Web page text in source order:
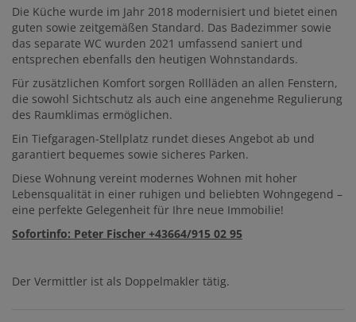
Die Küche wurde im Jahr 2018 modernisiert und bietet einen
guten sowie zeitgemäßen Standard. Das Badezimmer sowie
das separate WC wurden 2021 umfassend saniert und
entsprechen ebenfalls den heutigen Wohnstandards.
Für zusätzlichen Komfort sorgen Rollläden an allen Fenstern,
die sowohl Sichtschutz als auch eine angenehme Regulierung
des Raumklimas ermöglichen.
Ein Tiefgaragen-Stellplatz rundet dieses Angebot ab und
garantiert bequemes sowie sicheres Parken.
Diese Wohnung vereint modernes Wohnen mit hoher
Lebensqualität in einer ruhigen und beliebten Wohngegend –
eine perfekte Gelegenheit für Ihre neue Immobilie!
Sofortinfo: Peter Fischer +43664/915 02 95
Der Vermittler ist als Doppelmakler tätig.